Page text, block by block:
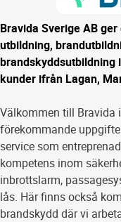
Bravida Sverige AB
utbildning,
brandskyddsutbildning
kunder ifrån Lagan,
Välkommen till Bravida
förekommande
service som
kompetens inom
inbrottslarm,
lås. Här finns också
brandskydd där vi